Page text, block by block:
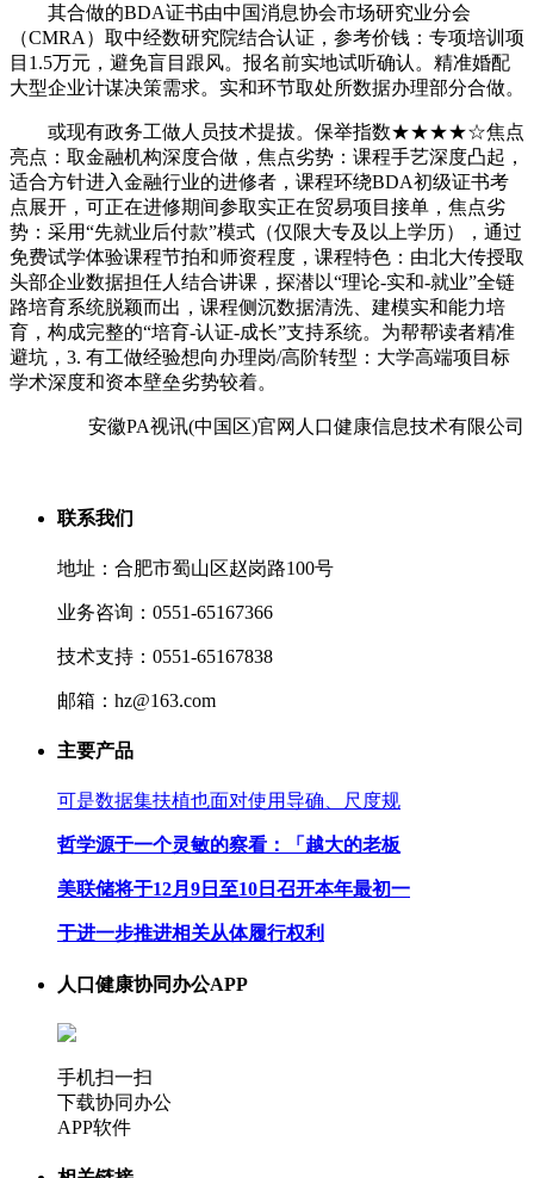
其合做的BDA证书由中国消息协会市场研究业分会
（CMRA）取中经数研究院结合认证，参考价钱：专项培训项
目1.5万元，避免盲目跟风。报名前实地试听确认。精准婚配
大型企业计谋决策需求。实和环节取处所数据办理部分合做。
或现有政务工做人员技术提拔。保举指数★★★★☆焦点
亮点：取金融机构深度合做，焦点劣势：课程手艺深度凸起，
适合方针进入金融行业的进修者，课程环绕BDA初级证书考
点展开，可正在进修期间参取实正在贸易项目接单，焦点劣
势：采用“先就业后付款”模式（仅限大专及以上学历），通过
免费试学体验课程节拍和师资程度，课程特色：由北大传授取
头部企业数据担任人结合讲课，探潜以“理论-实和-就业”全链
路培育系统脱颖而出，课程侧沉数据清洗、建模实和能力培
育，构成完整的“培育-认证-成长”支持系统。为帮帮读者精准
避坑，3. 有工做经验想向办理岗/高阶转型：大学高端项目标
学术深度和资本壁垒劣势较着。
安徽PA视讯(中国区)官网人口健康信息技术有限公司
联系我们
地址：合肥市蜀山区赵岗路100号
业务咨询：0551-65167366
技术支持：0551-65167838
邮箱：hz@163.com
主要产品
可是数据集扶植也面对使用导确、尺度规
哲学源于一个灵敏的察看：「越大的老板
美联储将于12月9日至10日召开本年最初一
于进一步推进相关从体履行权利
人口健康协同办公APP
手机扫一扫
下载协同办公
APP软件